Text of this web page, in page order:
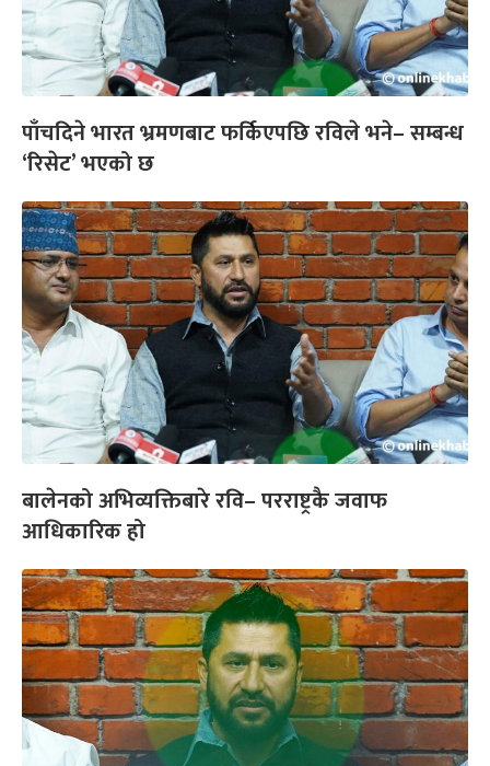
पाँचदिने भारत भ्रमणबाट फर्किएपछि रविले भने– सम्बन्ध
‘रिसेट’ भएको छ
बालेनको अभिव्यक्तिबारे रवि– परराष्ट्रकै जवाफ
आधिकारिक हो